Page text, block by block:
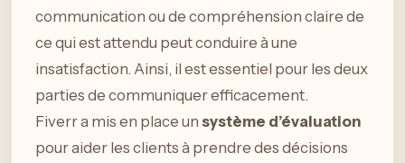
communication ou de compréhension claire de
ce qui est attendu peut conduire à une
insatisfaction. Ainsi, il est essentiel pour les deux
parties de communiquer efficacement.
Fiverr a mis en place un système d’évaluation
pour aider les clients à prendre des décisions